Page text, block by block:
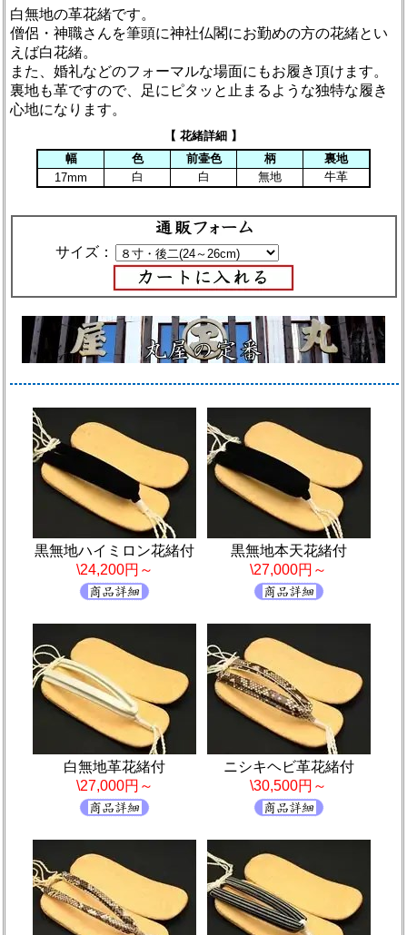
白無地の革花緒です。
僧侶・神職さんを筆頭に神社仏閣にお勤めの方の花緒とい
えば白花緒。
また、婚礼などのフォーマルな場面にもお履き頂けます。
裏地も革ですので、足にピタッと止まるような独特な履き
心地になります。
【 花緒詳細 】
幅
色 前壷色 柄
裏地
17mm
白 白 無地 牛革
サイズ：
黒無地ハイミロン花緒付
\24,200円～
黒無地本天花緒付
\27,000円～
白無地革花緒付
\27,000円～
ニシキヘビ革花緒付
\30,500円～